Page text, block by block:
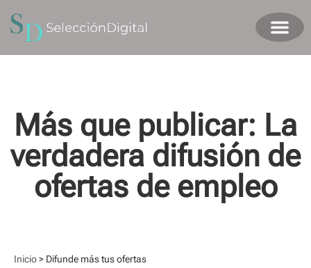
Más que publicar: La
verdadera difusión de
ofertas de empleo
Inicio> Difunde más tus ofertas